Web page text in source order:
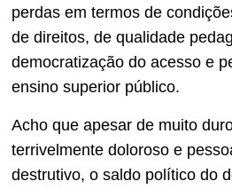
perdas em termos de
de direitos, de qualidade
democratização do acesso e
ensino superior público.
Acho que apesar de muito
terrivelmente doloroso e
destrutivo, o saldo político do